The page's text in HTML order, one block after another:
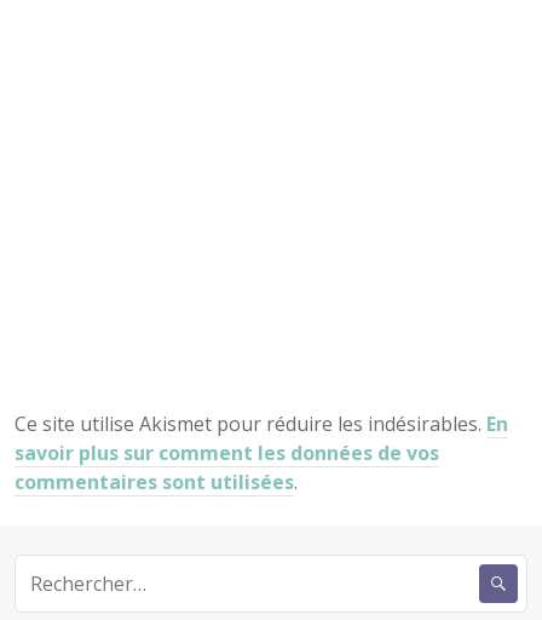
Ce site utilise Akismet pour réduire les indésirables. En
savoir plus sur comment les données de vos
commentaires sont utilisées.